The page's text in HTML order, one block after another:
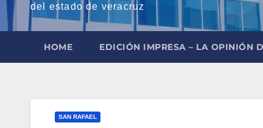
del estado de veracruz
HOME EDICIÓN IMPRESA – LA OPINIÓN
SAN RAFAEL